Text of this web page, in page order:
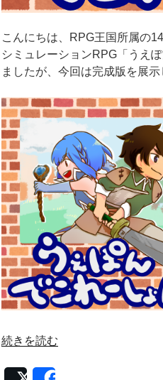
こんにちは、RPG王国所属の
シミュレーションRPG「うえ
ましたが、今回は完成版を展示
“自
シ
続きを読む